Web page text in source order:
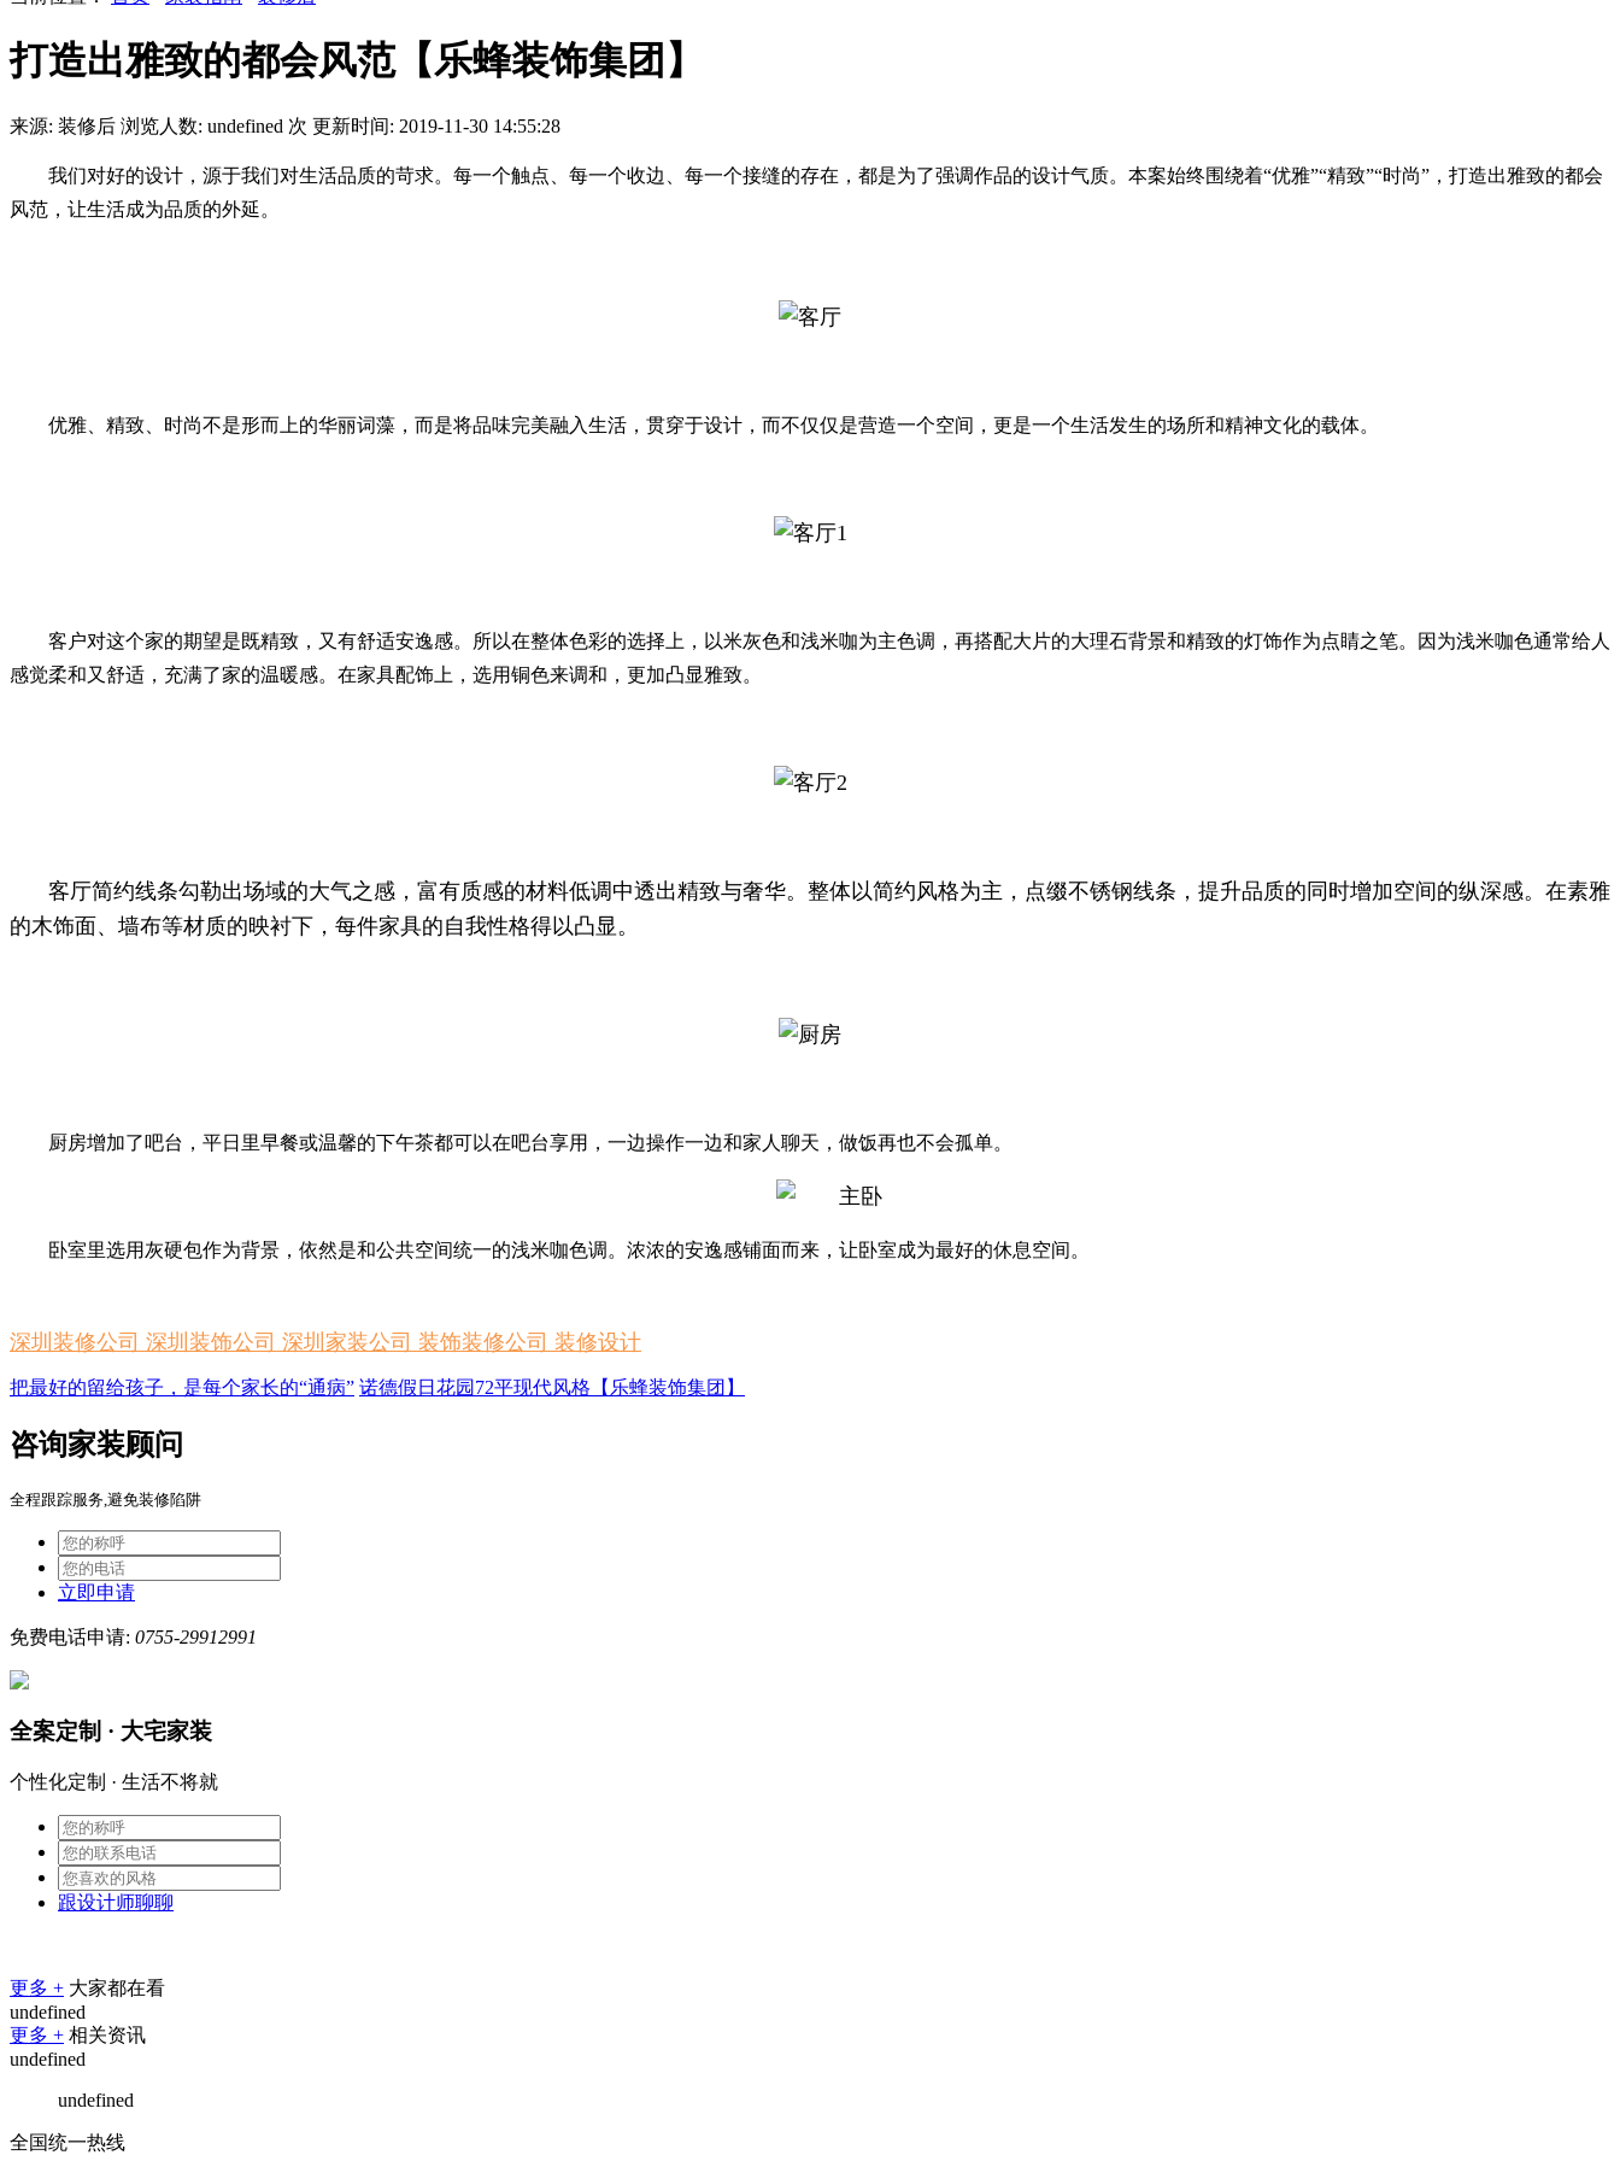
打造出雅致的都会风范【乐蜂装饰集团】
来源: 装修后 浏览人数: undefined 次 更新时间: 2019-11-30 14:55:28
我们对好的设计，源于我们对生活品质的苛求。每一个触点、每一个收边、每一个接缝的存在，都是为了强调作品的设计气质。本案始终围绕着“优雅”“精致”“时尚”，打造出雅致的都会
风范，让生活成为品质的外延。
优雅、精致、时尚不是形而上的华丽词藻，而是将品味完美融入生活，贯穿于设计，而不仅仅是营造一个空间，更是一个生活发生的场所和精神文化的载体。
客户对这个家的期望是既精致，又有舒适安逸感。所以在整体色彩的选择上，以米灰色和浅米咖为主色调，再搭配大片的大理石背景和精致的灯饰作为点睛之笔。因为浅米咖色通常给人
感觉柔和又舒适，充满了家的温暖感。在家具配饰上，选用铜色来调和，更加凸显雅致。
客厅简约线条勾勒出场域的大气之感，富有质感的材料低调中透出精致与奢华。整体以简约风格为主，点缀不锈钢线条，提升品质的同时增加空间的纵深感。在素雅
的木饰面、墙布等材质的映衬下，每件家具的自我性格得以凸显。
厨房增加了吧台，平日里早餐或温馨的下午茶都可以在吧台享用，一边操作一边和家人聊天，做饭再也不会孤单。
卧室里选用灰硬包作为背景，依然是和公共空间统一的浅米咖色调。浓浓的安逸感铺面而来，让卧室成为最好的休息空间。
深圳装修公司 深圳装饰公司 深圳家装公司 装饰装修公司 装修设计
把最好的留给孩子，是每个家长的“通病” 诺德假日花园72平现代风格【乐蜂装饰集团】
咨询家装顾问
全程跟踪服务,避免装修陷阱
立即申请
免费电话申请: 0755-29912991
全案定制 · 大宅家装
个性化定制 · 生活不将就
跟设计师聊聊
更多 + 大家都在看
undefined
更多 + 相关资讯
undefined
undefined
全国统一热线